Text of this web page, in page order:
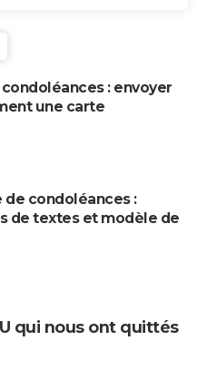
: envoyer
une carte
de condoléances :
de textes et modèle de
qui nous ont quittés